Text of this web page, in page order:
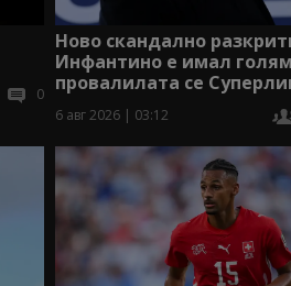
0
Ново скандално
Инфантино е имал
провалилата се
6 авг 2026 | 03:12